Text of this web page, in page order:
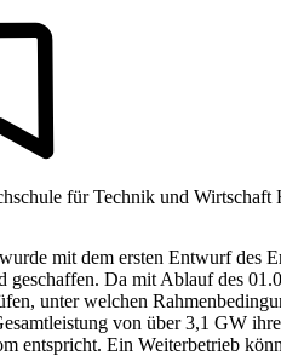
für Technik und
mit dem ersten Entwurf des
geschaffen. Da mit Ablauf des
unter welchen
von über 3,1 GW
entspricht. Ein Weiterbetrieb